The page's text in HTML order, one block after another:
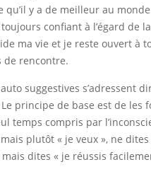
qu’il y a de meilleur au
toujours confiant à l’égard de
ma vie et je reste ouvert à
de rencontre.
suggestives s’adressent
Le principe de base est de les
temps compris par
mais plutôt « je veux », ne
dites « je réussis